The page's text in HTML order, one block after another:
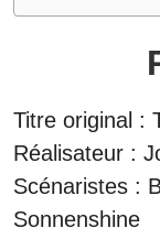
Titre original :
Réalisateur :
Scénaristes :
Sonnenshine